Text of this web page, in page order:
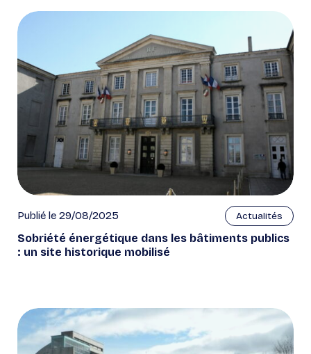
Publié le 29/08/2025 Actualités
Sobriété énergétique dans les bâtiments publics
: un site historique mobilisé